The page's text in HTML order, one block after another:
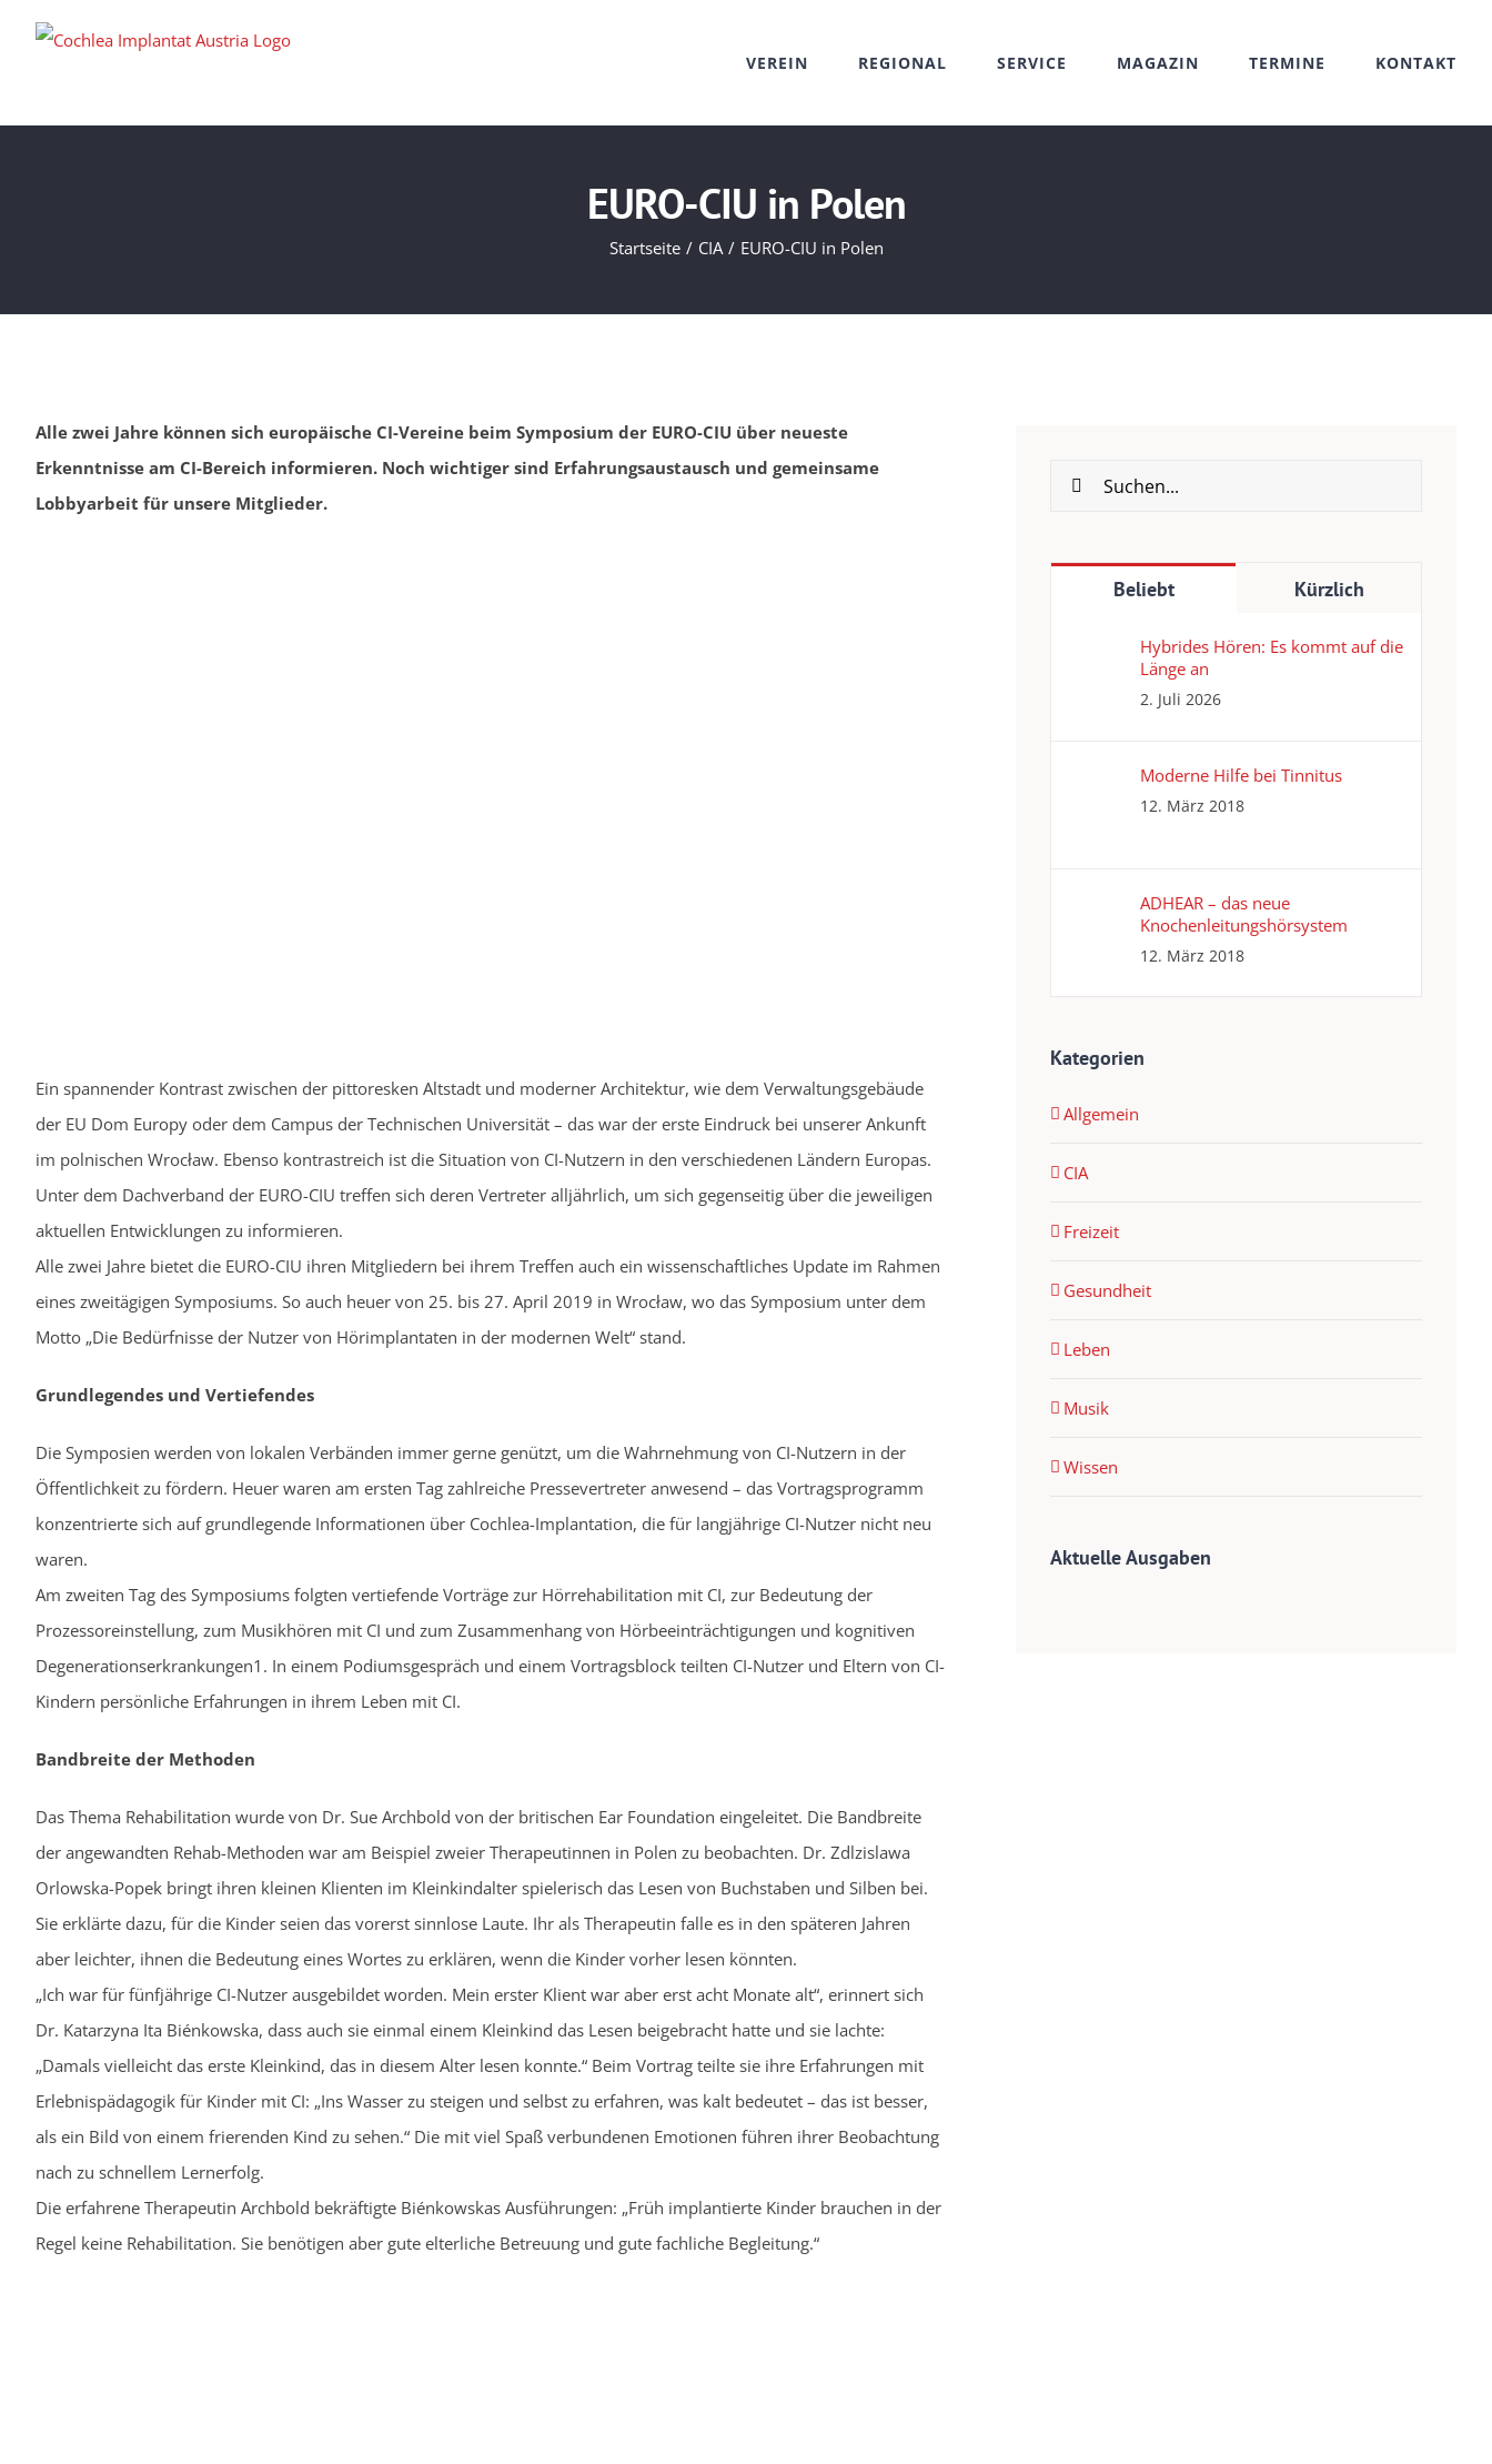
VEREIN REGIONAL SERVICE MAGAZIN TERMINE KONTAKT
EURO-CIU in Polen
Startseite CIA EURO-CIU in Polen
Alle zwei Jahre können sich europäische CI-Vereine beim Symposium der EURO-CIU über neueste
Erkenntnisse am CI-Bereich informieren. Noch wichtiger sind Erfahrungsaustausch und gemeinsame
Lobbyarbeit für unsere Mitglieder.
Ein spannender Kontrast zwischen der pittoresken Altstadt und moderner Architektur, wie dem Verwaltungsgebäude
der EU Dom Europy oder dem Campus der Technischen Universität – das war der erste Eindruck bei unserer Ankunft
im polnischen Wrocław. Ebenso kontrastreich ist die Situation von CI-Nutzern in den verschiedenen Ländern Europas.
Unter dem Dachverband der EURO-CIU treffen sich deren Vertreter alljährlich, um sich gegenseitig über die jeweiligen
aktuellen Entwicklungen zu informieren.
Alle zwei Jahre bietet die EURO-CIU ihren Mitgliedern bei ihrem Treffen auch ein wissenschaftliches Update im Rahmen
eines zweitägigen Symposiums. So auch heuer von 25. bis 27. April 2019 in Wrocław, wo das Symposium unter dem
Motto „Die Bedürfnisse der Nutzer von Hörimplantaten in der modernen Welt“ stand.
Grundlegendes und Vertiefendes
Die Symposien werden von lokalen Verbänden immer gerne genützt, um die Wahrnehmung von CI-Nutzern in der
Öffentlichkeit zu fördern. Heuer waren am ersten Tag zahlreiche Pressevertreter anwesend – das Vortragsprogramm
konzentrierte sich auf grundlegende Informationen über Cochlea-Implantation, die für langjährige CI-Nutzer nicht neu
waren.
Am zweiten Tag des Symposiums folgten vertiefende Vorträge zur Hörrehabilitation mit CI, zur Bedeutung der
Prozessoreinstellung, zum Musikhören mit CI und zum Zusammenhang von Hörbeeinträchtigungen und kognitiven
Degenerationserkrankungen1. In einem Podiumsgespräch und einem Vortragsblock teilten CI-Nutzer und Eltern von CI-
Kindern persönliche Erfahrungen in ihrem Leben mit CI.
Bandbreite der Methoden
Das Thema Rehabilitation wurde von Dr. Sue Archbold von der britischen Ear Foundation eingeleitet. Die Bandbreite
der angewandten Rehab-Methoden war am Beispiel zweier Therapeutinnen in Polen zu beobachten. Dr. Zdlzislawa
Orlowska-Popek bringt ihren kleinen Klienten im Kleinkindalter spielerisch das Lesen von Buchstaben und Silben bei.
Sie erklärte dazu, für die Kinder seien das vorerst sinnlose Laute. Ihr als Therapeutin falle es in den späteren Jahren
aber leichter, ihnen die Bedeutung eines Wortes zu erklären, wenn die Kinder vorher lesen könnten.
„Ich war für fünfjährige CI-Nutzer ausgebildet worden. Mein erster Klient war aber erst acht Monate alt“, erinnert sich
Dr. Katarzyna Ita Biénkowska, dass auch sie einmal einem Kleinkind das Lesen beigebracht hatte und sie lachte:
„Damals vielleicht das erste Kleinkind, das in diesem Alter lesen konnte.“ Beim Vortrag teilte sie ihre Erfahrungen mit
Erlebnispädagogik für Kinder mit CI: „Ins Wasser zu steigen und selbst zu erfahren, was kalt bedeutet – das ist besser,
als ein Bild von einem frierenden Kind zu sehen.“ Die mit viel Spaß verbundenen Emotionen führen ihrer Beobachtung
nach zu schnellem Lernerfolg.
Die erfahrene Therapeutin Archbold bekräftigte Biénkowskas Ausführungen: „Früh implantierte Kinder brauchen in der
Regel keine Rehabilitation. Sie benötigen aber gute elterliche Betreuung und gute fachliche Begleitung.“
Suche
Beliebt Kürzlich
Hybrides Hören: Es kommt auf die
Länge an
2. Juli 2026
Moderne Hilfe bei Tinnitus
12. März 2018
ADHEAR – das neue
Knochenleitungshörsystem
12. März 2018
Kategorien
Allgemein
CIA
Freizeit
Gesundheit
Leben
Musik
Wissen
Aktuelle Ausgaben